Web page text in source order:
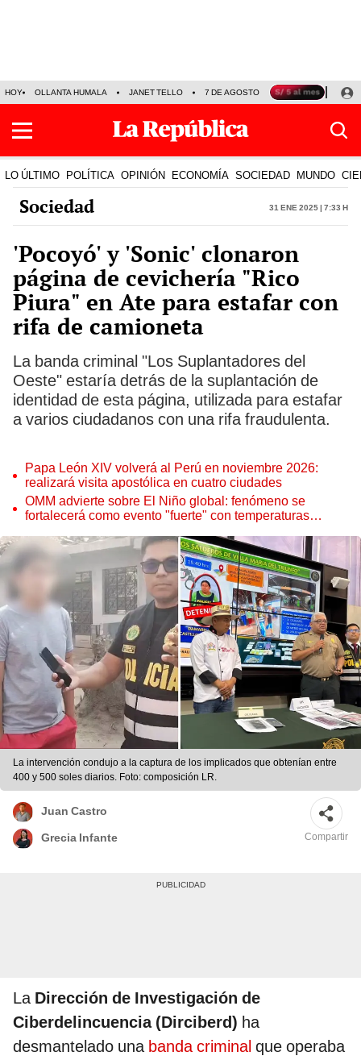
HOY OLLANTA HUMALA JANET TELLO 7 DE AGOSTO TINKA RESULTADOS
LO ÚLTIMO POLÍTICA OPINIÓN ECONOMÍA SOCIEDAD MUNDO
Sociedad 31 Ene 2025 | 7:33 h
'Pocoyó' y 'Sonic' clonaron
página de cevichería "Rico
Piura" en Ate para estafar con
rifa de camioneta
La banda criminal "Los Suplantadores del
Oeste" estaría detrás de la suplantación de
identidad de esta página, utilizada para estafar
a varios ciudadanos con una rifa fraudulenta.
Papa León XIV volverá al Perú en noviembre 2026:
realizará visita apostólica en cuatro ciudades
OMM advierte sobre El Niño global: fenómeno se
fortalecerá como evento "fuerte" con temperaturas
La intervención condujo a la captura de los implicados que obtenían entre
400 y 500 soles diarios. Foto: composición LR.
Juan Castro
Grecia Infante Compartir
La Dirección de Investigación de
Ciberdelincuencia (Dirciberd) ha
desmantelado unabanda criminal que operaba